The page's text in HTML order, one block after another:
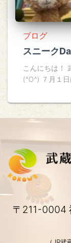
ブログ
スニーク
こんにちは！
(^O^) ７月１
〒211-0004